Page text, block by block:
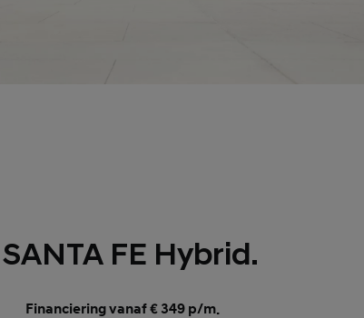
SANTA FE Hybrid.
Financiering vanaf € 349 p/m.